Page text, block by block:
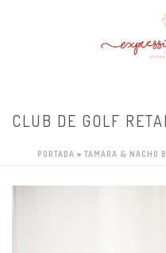
CLUB DE GOLF
PORTADA » TAMARA & NACHO